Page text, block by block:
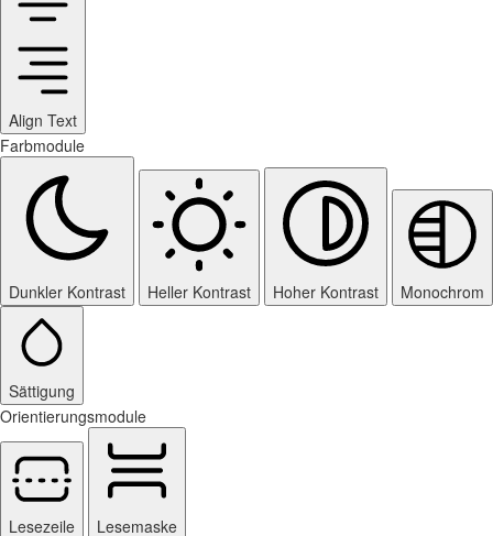
Align Text
Farbmodule
Dunkler Kontrast Heller Kontrast Hoher Kontrast Monochrom
Sättigung
Orientierungsmodule
Lesezeile
Lesemaske